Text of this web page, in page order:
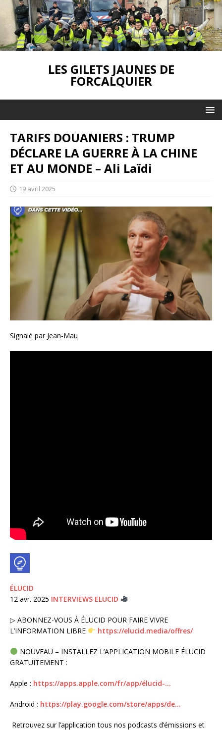
LES GILETS JAUNES DE
FORCALQUIER
TARIFS DOUANIERS : TRUMP
DÉCLARE LA GUERRE À LA CHINE
ET AU MONDE – Ali Laïdi
19 avril 2025
Signalé par Jean-Mau
ÉLUCID
12 avr. 2025 INTERVIEWS ELUCID
▷ ABONNEZ-VOUS À ÉLUCID POUR FAIRE VIVRE
L’INFORMATION LIBRE
https://elucid.media/offres/
NOUVEAU – INSTALLEZ L’APPLICATION MOBILE ÉLUCID
GRATUITEMENT :
Apple : https://apps.apple.com/fr/app/élucid-…
Android : https://play.google.com/store/apps/de…
Retrouvez sur l’application tous nos podcasts d’émissions et